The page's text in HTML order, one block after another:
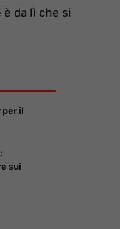
è da lì che si
il
sui